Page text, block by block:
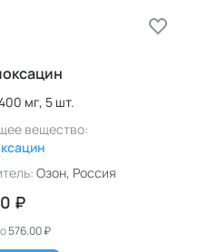
мг, 5 шт.
вещество:
Озон, Россия
₽
576.00 ₽